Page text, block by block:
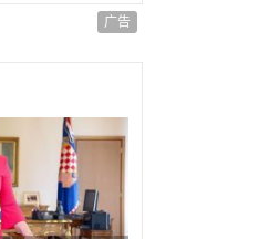
广告